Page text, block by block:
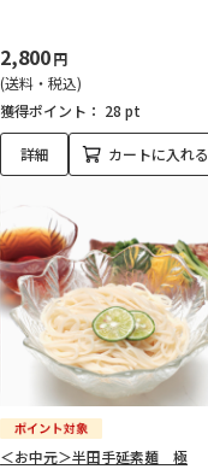
2,800円
(送料・税込)
獲得ポイント： 28 pt
詳細 カートに入れる
＜お中元＞半田手延素麺 極